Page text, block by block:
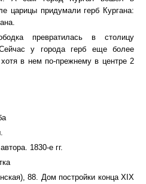
царицы придумали герб Кургана:
превратилась в столицу
у города герб еще более
в нем по-прежнему в центре 2
1830-е гг.
88. Дом постройки конца XIX